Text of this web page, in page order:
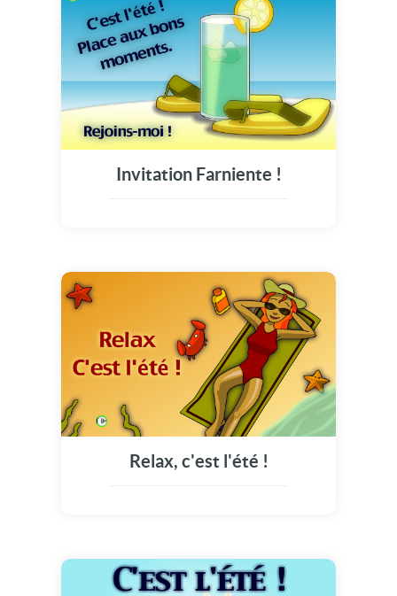
Invitation Farniente !
Relax, c'est l'été !